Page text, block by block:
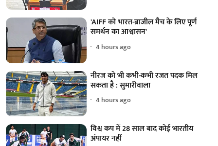
'AIFF को भारत-ब्राजील मैच के लिए पूर्ण
समर्थन का आश्वासन'
4 hours ago
नीरज को भी कभी-कभी रजत पदक मिल
सकता है : सुमारीवाला
4 hours ago
विश्व कप में 28 साल बाद कोई भारतीय
अंपायर नहीं